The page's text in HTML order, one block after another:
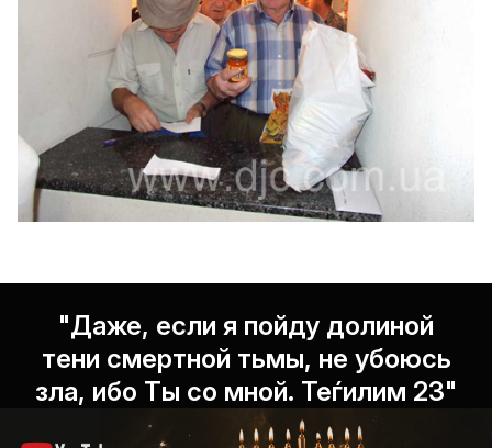
"Даже, если я пойду долиной
тени смертной тьмы, не убоюсь
зла, ибо Ты со мной. Теѓилим 23"